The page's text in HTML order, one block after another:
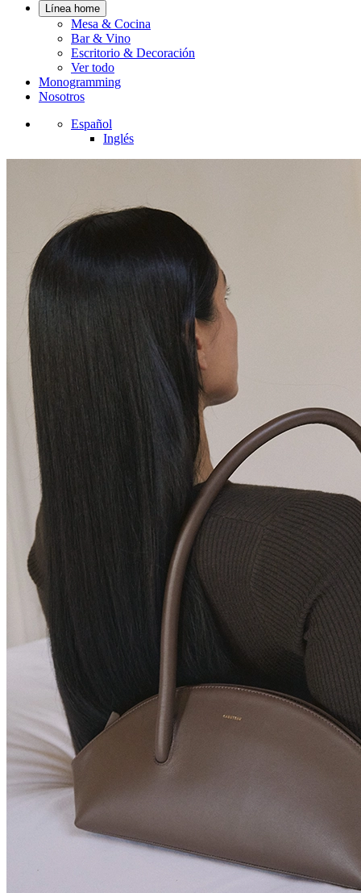
Línea home
Mesa & Cocina
Bar & Vino
Escritorio & Decoración
Ver todo
Monogramming
Nosotros
Español
Inglés